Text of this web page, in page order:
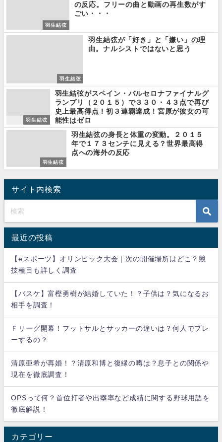
羽生結弦
の反応。フリーの曲と動画の再生数がす
ごい・・・
羽生結弦
羽生結弦が「好き」と「嫌い」の理
由。ナルシストではないと思う
羽生結弦
羽生結弦がスペイン・バルセロナファイナルグ
ランプリ（２０１５）で３３０・４３点で再び
史上最高得点！初３連覇達成！宮原が彼女の可
能性はゼロ
羽生結弦
羽生結弦の身長と体重の変動。２０１５
年で１７３センチに見える？世界最高得
点への海外の反応
サイト内検索
最近の投稿
【eスポーツ】オリンピック大会｜次の開催場所はどこ？競
技種目も詳しく調査
【バスケ】富樫勇樹が結婚していた！？子供は？気になるお
相手を調査！
Ｆリーグ開幕！フットサルとサッカーの違いは？何人でプレ
ーするの？
清原亜希が再婚！？清原和博と復縁の噂は？息子との関係や
現在を徹底調査！
OPSって何？首位打者や出塁率など成績に関する野球用語を
徹底解説！
カテゴリー